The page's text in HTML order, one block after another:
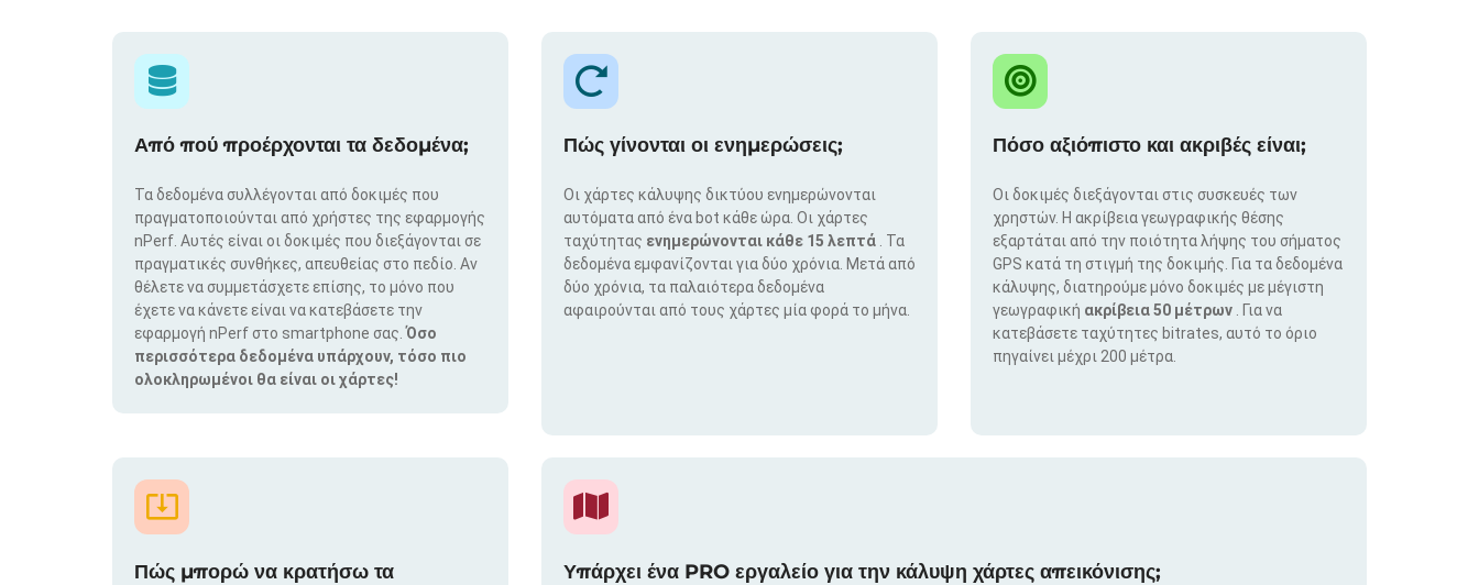
Από πού προέρχονται τα δεδομένα;
Τα δεδομένα συλλέγονται από δοκιμές που
πραγματοποιούνται από χρήστες της εφαρμογής
nPerf. Αυτές είναι οι δοκιμές που διεξάγονται σε
πραγματικές συνθήκες, απευθείας στο πεδίο. Αν
θέλετε να συμμετάσχετε επίσης, το μόνο που
έχετε να κάνετε είναι να κατεβάσετε την
εφαρμογή nPerf στο smartphone σας.Όσο
περισσότερα δεδομένα υπάρχουν, τόσο πιο
ολοκληρωμένοι θα είναι οι χάρτες!
Πώς γίνονται οι ενημερώσεις;
Οι χάρτες κάλυψης δικτύου ενημερώνονται
αυτόματα από ένα bot κάθε ώρα. Οι χάρτες
ταχύτητας ενημερώνονται κάθε 15 λεπτά
. Τα
δεδομένα εμφανίζονται για δύο χρόνια. Μετά από
δύο χρόνια, τα παλαιότερα δεδομένα
αφαιρούνται από τους χάρτες μία φορά το μήνα.
Πόσο αξιόπιστο και ακριβές είναι;
Οι δοκιμές διεξάγονται στις συσκευές των
χρηστών. Η ακρίβεια γεωγραφικής θέσης
εξαρτάται από την ποιότητα λήψης του σήματος
GPS κατά τη στιγμή της δοκιμής. Για τα δεδομένα
κάλυψης, διατηρούμε μόνο δοκιμές με μέγιστη
γεωγραφική ακρίβεια 50 μέτρων
. Για να
κατεβάσετε ταχύτητες bitrates, αυτό το όριο
πηγαίνει μέχρι 200 μέτρα.
Πώς μπορώ να κρατήσω τα
Υπάρχει ένα PRO εργαλείο για την κάλυψη χάρτες απεικόνισης;